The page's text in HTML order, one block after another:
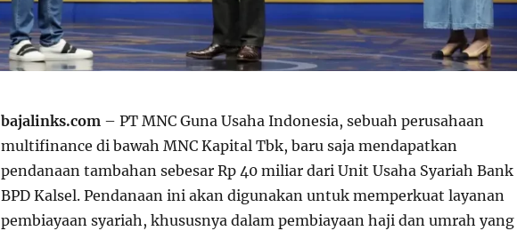
bajalinks.com– PT MNC Guna Usaha Indonesia, sebuah perusahaan
multifinance di bawah MNC Kapital Tbk, baru saja mendapatkan
pendanaan tambahan sebesar Rp 40 miliar dari Unit Usaha Syariah Bank
BPD Kalsel. Pendanaan ini akan digunakan untuk memperkuat layanan
pembiayaan syariah, khususnya dalam pembiayaan haji dan umrah yang